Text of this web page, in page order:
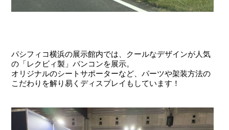
パシフィコ横浜の展示館内では、クールなデザインが人気
の「レクビィ製」バンコンを展示。
オリジナルのシートサポーターなど、パーツや架装方法の
こだわりを解り易くディスプレイもしています！